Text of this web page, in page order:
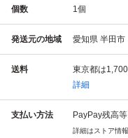
個数 1個
発送元の地域 愛知県 半田市
送料 東京都は
詳細
支払い方法 PayPay残高
詳細はストア情